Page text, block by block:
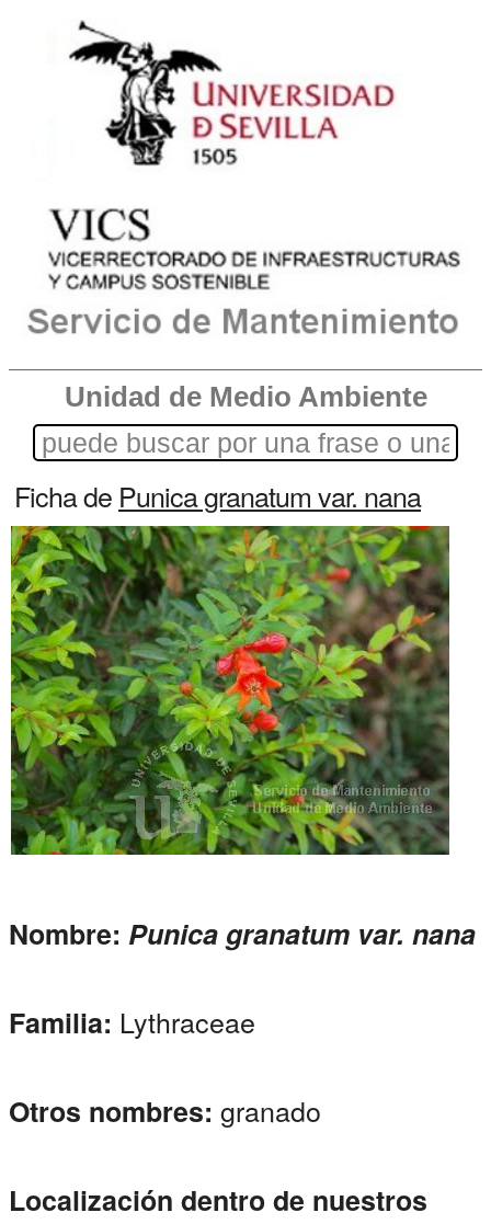
Unidad de Medio Ambiente
Ficha de Punica granatum var. nana
Nombre: Punica granatum var. nana
Familia: Lythraceae
Otros nombres: granado
Localización dentro de nuestros